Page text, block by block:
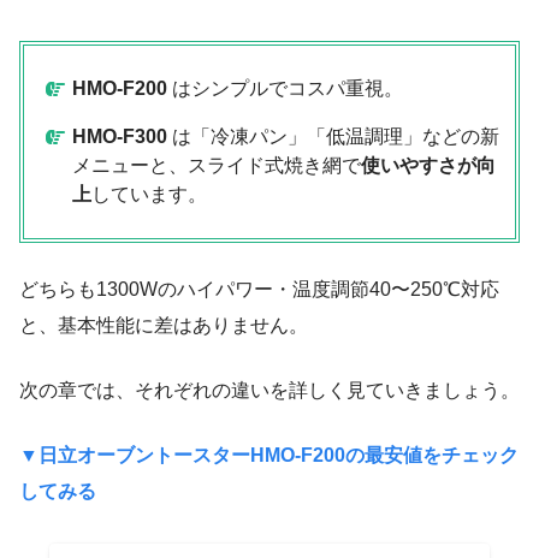
HMO-F200 はシンプルでコスパ重視。
HMO-F300 は「冷凍パン」「低温調理」などの新
メニューと、スライド式焼き網で使いやすさが向
上 しています。
どちらも1300Wのハイパワー・温度調節40〜250℃対応
と、基本性能に差はありません。
次の章では、それぞれの違いを詳しく見ていきましょう。
▼ 日立オーブントースターHMO-F200の最安値をチェック
してみる